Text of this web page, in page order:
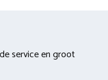
service en groot